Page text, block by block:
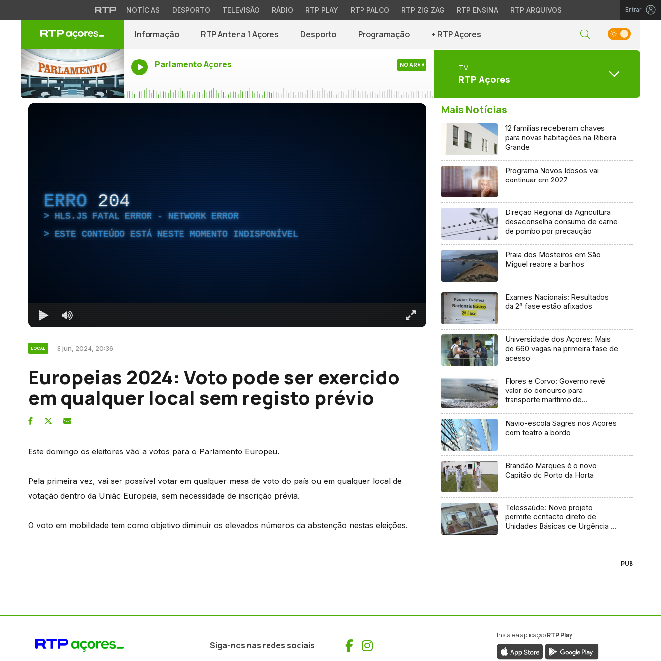
NOTÍCIAS DESPORTO TELEVISÃO RÁDIO RTP PLAY RTP PALCO RTP ZIG ZAG RTP ENSINA RTP ARQUIVOS Entrar
Informação RTP Antena 1 Açores Desporto Programação + RTP Açores
Parlamento Açores NO AR TV
RTP Açores
ERRO 204
HLS.JS FATAL ERROR - NETWORK ERROR
ESTE CONTEÚDO ESTÁ NESTE MOMENTO INDISPONÍVEL
LOCAL 8 jun, 2024, 20:36
Europeias 2024: Voto pode ser exercido
em qualquer local sem registo prévio
Este domingo os eleitores vão a votos para o Parlamento Europeu.
Pela primeira vez, vai ser possível votar em qualquer mesa de voto do país ou em qualquer local de
votação dentro da União Europeia, sem necessidade de inscrição prévia.
O voto em mobilidade tem como objetivo diminuir os elevados números da abstenção nestas eleições.
Mais Notícias
12 famílias receberam chaves
para novas habitações na Ribeira
Grande
Programa Novos Idosos vai
continuar em 2027
Direção Regional da Agricultura
desaconselha consumo de carne
de pombo por precaução
Praia dos Mosteiros em São
Miguel reabre a banhos
Exames Nacionais: Resultados
da 2ª fase estão afixados
Universidade dos Açores: Mais
de 660 vagas na primeira fase de
acesso
Flores e Corvo: Governo revê
valor do concurso para
transporte marítimo de
Navio-escola Sagres nos Açores
com teatro a bordo
Brandão Marques é o novo
Capitão do Porto da Horta
Telessaúde: Novo projeto
permite contacto direto de
Unidades Básicas de Urgência e
PUB
Siga-nos nas redes sociais Facebook
Instagram
Instale a aplicaçãoRTP Play